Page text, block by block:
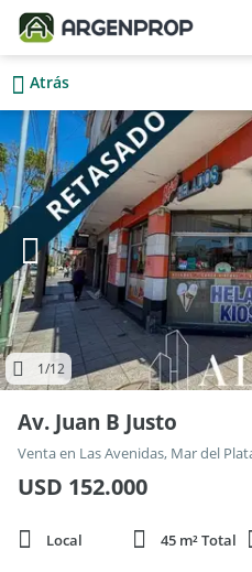
Atrás
1/12
Av. Juan B Justo
Venta en Las Avenidas, Mar del
USD 152.000
Local 45 m² Total